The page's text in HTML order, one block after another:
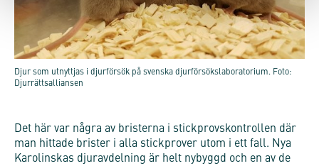
Djur som utnyttjas i djurförsök på svenska djurförsökslaboratorium. Foto:
Djurrättsalliansen
Det här var några av bristerna i stickprovskontrollen där
man hittade brister i alla stickprover utom i ett fall. Nya
Karolinskas djuravdelning är helt nybyggd och en av de